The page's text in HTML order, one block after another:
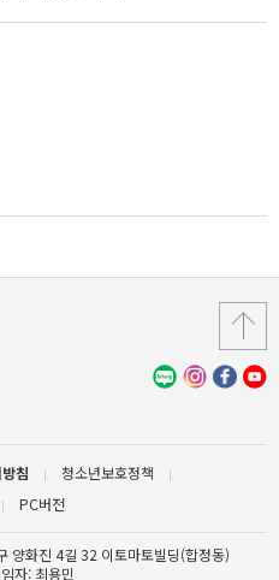
침
청소년보호정책
PC버전
양화진 4길 32 이토마토빌딩(합정동)
자: 최용민